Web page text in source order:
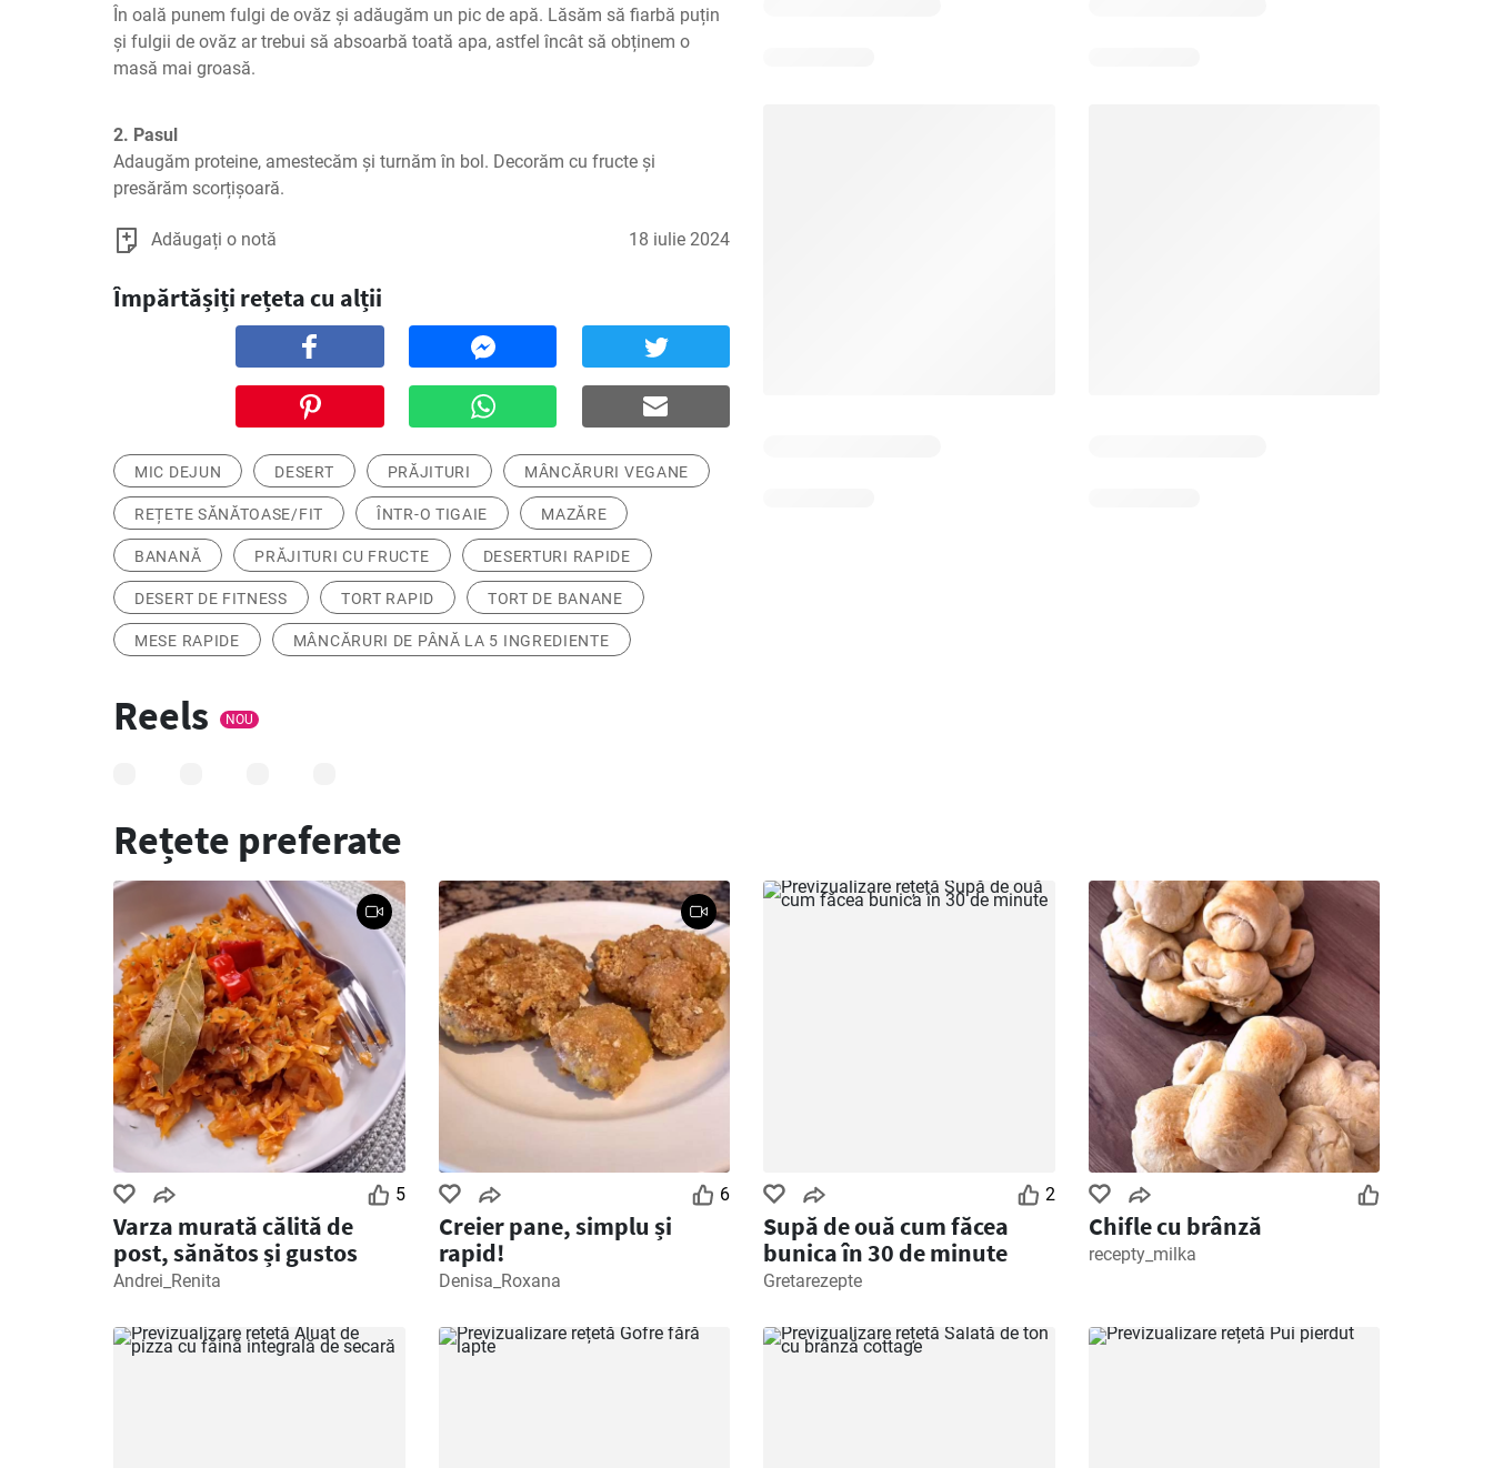
În oală punem fulgi de ovăz și adăugăm un pic de apă. Lăsăm să fiarbă puțin
și fulgii de ovăz ar trebui să absoarbă toată apa, astfel încât să obținem o
masă mai groasă.
2. Pasul
Adaugăm proteine, amestecăm și turnăm în bol. Decorăm cu fructe și
presărăm scorțișoară.
Adăugați o notă 18 iulie 2024
Împărtășiți rețeta cu alții
MIC DEJUN DESERT PRĂJITURI MÂNCĂRURI VEGANE
REȚETE SĂNĂTOASE/FIT ÎNTR-O TIGAIE MAZĂRE
BANANĂ PRĂJITURI CU FRUCTE DESERTURI RAPIDE
DESERT DE FITNESS TORT RAPID TORT DE BANANE
MESE RAPIDE MÂNCĂRURI DE PÂNĂ LA 5 INGREDIENTE
Reels NOU
Rețete preferate
5
Varza murată călită de
post, sănătos și gustos
Andrei_Renita
6
Creier pane, simplu și
rapid!
Denisa_Roxana
2
Supă de ouă cum făcea
bunica în 30 de minute
Gretarezepte
Chifle cu brânză
recepty_milka